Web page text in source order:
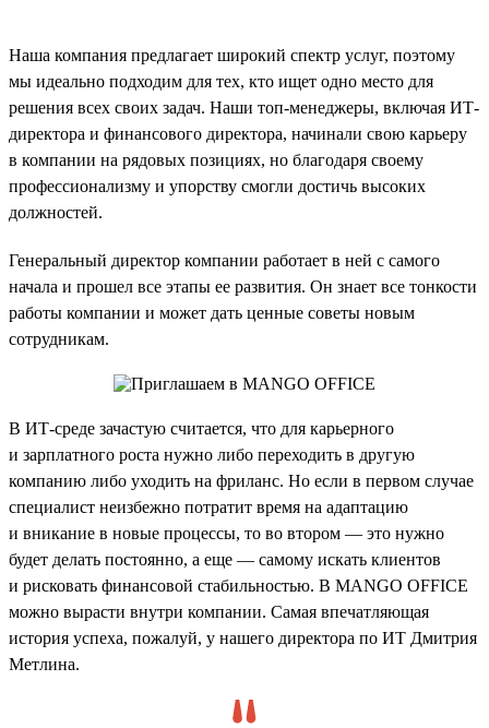
Наша компания предлагает широкий спектр услуг, поэтому
мы идеально подходим для тех, кто ищет одно место для
решения всех своих задач. Наши топ-менеджеры, включая ИТ-
директора и финансового директора, начинали свою карьеру
в компании на рядовых позициях, но благодаря своему
профессионализму и упорству смогли достичь высоких
должностей.
Генеральный директор компании работает в ней с самого
начала и прошел все этапы ее развития. Он знает все тонкости
работы компании и может дать ценные советы новым
сотрудникам.
В ИТ-среде зачастую считается, что для карьерного
и зарплатного роста нужно либо переходить в другую
компанию либо уходить на фриланс. Но если в первом случае
специалист неизбежно потратит время на адаптацию
и вникание в новые процессы, то во втором — это нужно
будет делать постоянно, а еще — самому искать клиентов
и рисковать финансовой стабильностью. В MANGO OFFICE
можно вырасти внутри компании. Самая впечатляющая
история успеха, пожалуй, у нашего директора по ИТ Дмитрия
Метлина.